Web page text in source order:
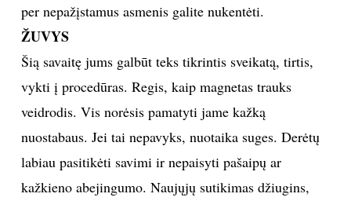
per nepažįstamus asmenis galite nukentėti.
ŽUVYS
Šią savaitę jums galbūt teks tikrintis sveikatą, tirtis,
vykti į procedūras. Regis, kaip magnetas trauks
veidrodis. Vis norėsis pamatyti jame kažką
nuostabaus. Jei tai nepavyks, nuotaika suges. Derėtų
labiau pasitikėti savimi ir nepaisyti pašaipų ar
kažkieno abejingumo. Naujųjų sutikimas džiugins,